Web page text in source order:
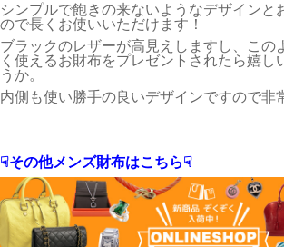
シンプルで飽きの来ないようなデザインと
ので長くお使いいただけます！
ブラックのレザーが高見えしますし、この
く使えるお財布をプレゼントされたら嬉し
うか。
内側も使い勝手の良いデザインですので非
☟その他メンズ財布はこちら☟